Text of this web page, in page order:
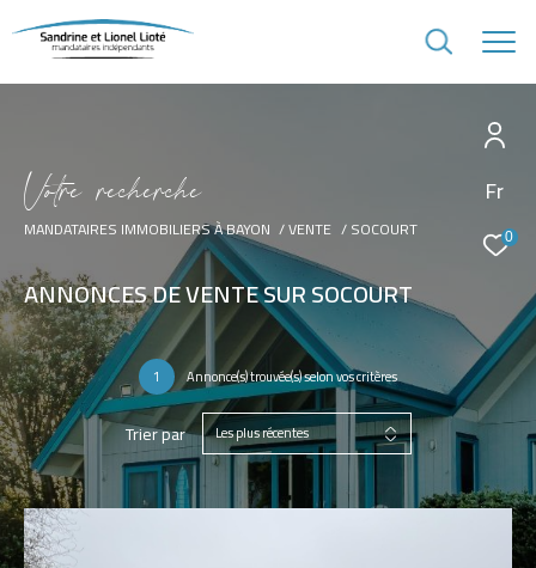
Fr
0
Votre recherche
MANDATAIRES IMMOBILIERS À BAYON VENTE SOCOURT
ANNONCES DE VENTE SUR SOCOURT
1 Annonce(s) trouvée(s) selon vos critères
Trier par Les plus récentes